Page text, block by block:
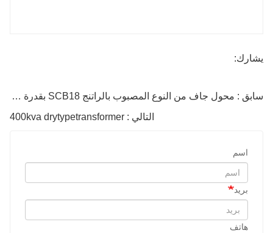
يشارك:
سابق : محول جاف من النوع المصبوب بالراتنج SCB18 بقدرة 125 كيلو فولت أمبير
التالي : 400kva drytypetransformer
اسم
بريد
هاتف